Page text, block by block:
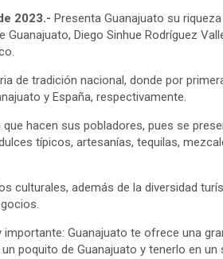
2023.- Presenta Guanajuato su
Guanajuato, Diego Sinhue Rodríguez
de tradición nacional, donde por
y España, respectivamente.
hacen sus pobladores, pues se
típicos, artesanías, tequilas,
culturales, además de la diversidad
Guanajuato te ofrece una
poquito de Guanajuato y tenerlo en un